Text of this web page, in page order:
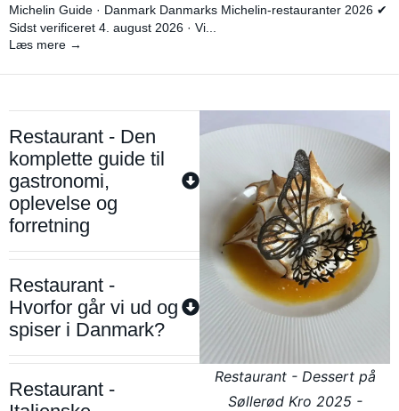
Michelin Guide · Danmark Danmarks Michelin-restauranter 2026 ✔
Sidst verificeret 4. august 2026 · Vi...
Læs mere →
Restaurant - Den
komplette guide til
gastronomi,
oplevelse og
forretning
Restaurant -
Hvorfor går vi ud og
spiser i Danmark?
Restaurant -
Restaurant - Dessert på
Søllerød Kro 2025 -